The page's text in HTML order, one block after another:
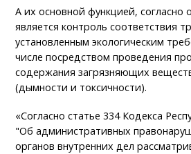
А их основной функцией, согласно
является контроль соответствия
установленным экологическим
числе посредством проведения
содержания загрязняющих
(дымности и токсичности).
«Согласно статье 334 Кодекса
"Об административных
органов внутренних дел